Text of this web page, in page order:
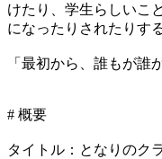
けたり、学生らしいこ
になったりされたりす
「最初から、誰もが誰
# 概要
タイトル：となりのク